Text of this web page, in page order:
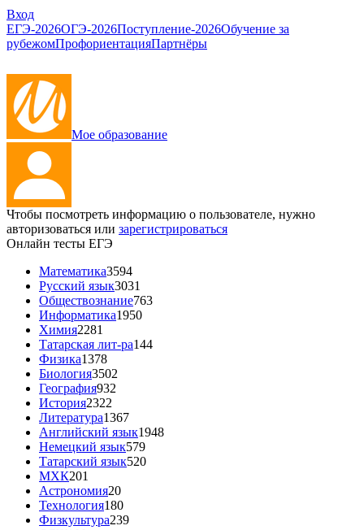
Вход
ЕГЭ-2026ОГЭ-2026Поступление-2026Обучение за
рубежомПрофориентацияПартнёры
Мое образование
Чтобы посмотреть информацию о пользователе, нужно
авторизоваться или зарегистрироваться
Онлайн тесты ЕГЭ
Математика3594
Русский язык3031
Обществознание763
Информатика1950
Химия2281
Татарская лит-ра144
Физика1378
Биология3502
География932
История2322
Литература1367
Английский язык1948
Немецкий язык579
Татарский язык520
МХК201
Астрономия20
Технология180
Физкультура239